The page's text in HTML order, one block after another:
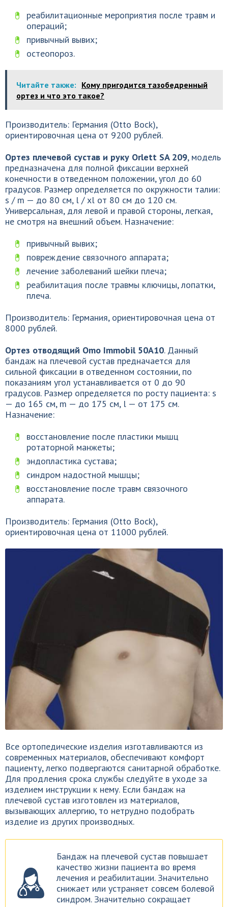
реабилитационные мероприятия после травм и
операций;
привычный вывих;
остеопороз.
Читайте также: Кому пригодится тазобедренный
ортез и что это такое?
Производитель: Германия (Otto Bock),
ориентировочная цена от 9200 рублей.
Ортез плечевой сустав и руку Orlett SA 209, модель
предназначена для полной фиксации верхней
конечности в отведенном положении, угол до 60
градусов. Размер определяется по окружности талии:
s / m — до 80 см, l / xl от 80 см до 120 см.
Универсальная, для левой и правой стороны, легкая,
не смотря на внешний объем. Назначение:
привычный вывих;
повреждение связочного аппарата;
лечение заболеваний шейки плеча;
реабилитация после травмы ключицы, лопатки,
плеча.
Производитель: Германия, ориентировочная цена от
8000 рублей.
Ортез отводящий Omo Immobil 50А10. Данный
бандаж на плечевой сустав предначается для
сильной фиксации в отведенном состоянии, по
показаниям угол устанавливается от 0 до 90
градусов. Размер определяется по росту пациента: s
— до 165 см, m — до 175 см, l — от 175 см.
Назначение:
восстановление после пластики мышц
ротаторной манжеты;
эндопластика сустава;
синдром надостной мышцы;
восстановление после травм связочного
аппарата.
Производитель: Германия (Otto Bock),
ориентировочная цена от 11000 рублей.
Все ортопедические изделия изготавливаются из
современных материалов, обеспечивают комфорт
пациенту, легко подвергаются санитарной обработке.
Для продления срока службы следуйте в уходе за
изделием инструкции к нему. Если бандаж на
плечевой сустав изготовлен из материалов,
вызывающих аллергию, то нетрудно подобрать
изделие из других производных.
Бандаж на плечевой сустав повышает
качество жизни пациента во время
лечения и реабилитации. Значительно
снижает или устраняет совсем болевой
синдром. Значительно сокращает